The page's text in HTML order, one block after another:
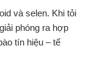
và selen. Khi tỏi
phóng ra hợp
tín hiệu – tế